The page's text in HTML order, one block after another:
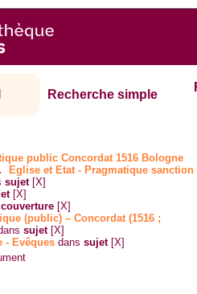
Recherche simple
public Concordat 1516 Bologne
Eglise et Etat - Pragmatique sanction
sujet [X]
[X]
couverture [X]
(public) – Concordat (1516 ;
sujet [X]
- Evêques danssujet [X]